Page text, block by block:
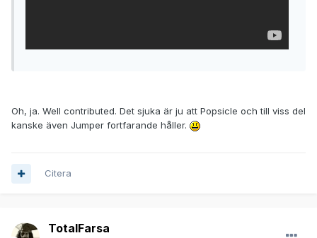
Oh, ja. Well contributed. Det sjuka är ju att Popsicle och till viss del
kanske även Jumper fortfarande håller.
Citera
TotalFarsa